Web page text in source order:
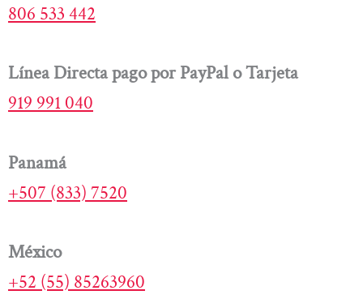
806 533 442
Línea Directa pago por PayPal o Tarjeta
919 991 040
Panamá
+507 (833) 7520
México
+52 (55) 85263960